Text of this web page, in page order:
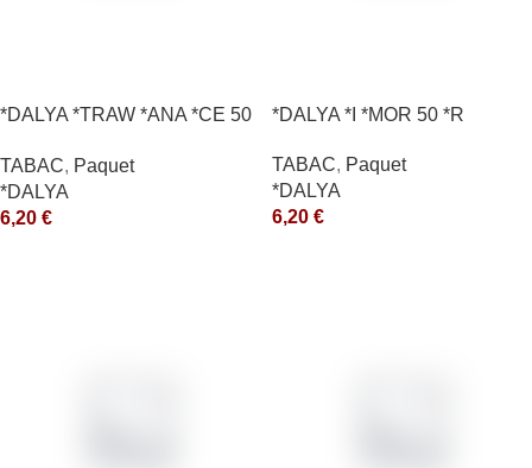
*DALYA *TRAW *ANA *CE 50
TABAC, Paquet
*DALYA
6,20 €
*DALYA *I *MOR 50 *R
TABAC, Paquet
*DALYA
6,20 €